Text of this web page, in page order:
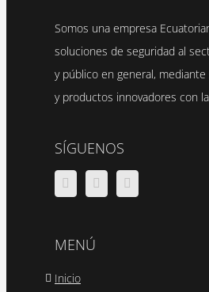
Somos una empresa
soluciones de seguridad al
y público en general,
y productos innovadores con
SÍGUENOS
MENÚ
Inicio